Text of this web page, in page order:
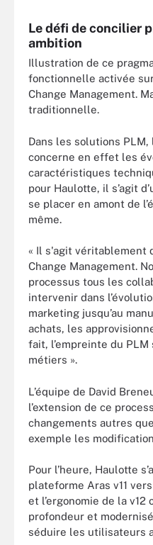
Le défi de concilier
ambition
Illustration de ce
fonctionnelle activée
Change Management.
traditionnelle.
Dans les solutions
concerne en effet les
caractéristiques
pour Haulotte, il s’agit
se placer en amont de
même.
« Il s'agit véritablement
Change Management.
processus tous les
intervenir dans
marketing jusqu’au
achats, les
fait, l’empreinte du PLM
métiers ».
L’équipe de David
l’extension de ce
changements autres
exemple les
Pour l’heure, Haulotte
plateforme Aras v11
et l’ergonomie de la
profondeur et
séduire les utilisateurs